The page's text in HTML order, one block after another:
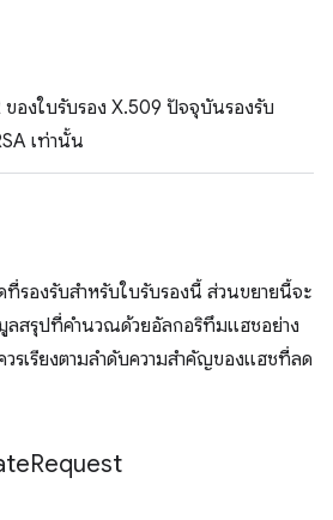
ของใบรับรอง X.509 ปัจจุบันรองรับ
เท่านั้น
รองรับสำหรับใบรับรองนี้ ส่วนขยายนี้จะ
ลสรุปที่คำนวณด้วยอัลกอริทึมแฮชอย่าง
รเรียงตามลำดับความสำคัญของแฮชที่ลด
Request